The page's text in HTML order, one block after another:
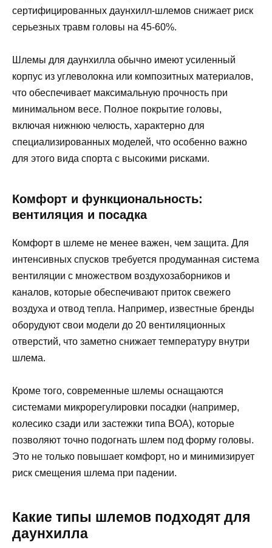
сертифицированных даунхилл-шлемов снижает риск
серьезных травм головы на 45-60%.
Шлемы для даунхилла обычно имеют усиленный
корпус из углеволокна или композитных материалов,
что обеспечивает максимальную прочность при
минимальном весе. Полное покрытие головы,
включая нижнюю челюсть, характерно для
специализированных моделей, что особенно важно
для этого вида спорта с высокими рисками.
Комфорт и функциональность:
вентиляция и посадка
Комфорт в шлеме не менее важен, чем защита. Для
интенсивных спусков требуется продуманная система
вентиляции с множеством воздухозаборников и
каналов, которые обеспечивают приток свежего
воздуха и отвод тепла. Например, известные бренды
оборудуют свои модели до 20 вентиляционных
отверстий, что заметно снижает температуру внутри
шлема.
Кроме того, современные шлемы оснащаются
системами микрорегулировки посадки (например,
колесико сзади или застежки типа BOA), которые
позволяют точно подогнать шлем под форму головы.
Это не только повышает комфорт, но и минимизирует
риск смещения шлема при падении.
Какие типы шлемов подходят для
даунхилла